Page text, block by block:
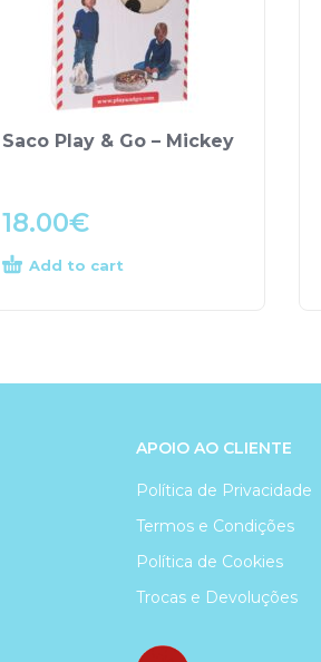
Saco Play & Go – Mickey
18.00€
Add to cart
APOIO AO CLIENTE
Política de Privacidade
Termos e Condições
Política de Cookies
Trocas e Devoluções